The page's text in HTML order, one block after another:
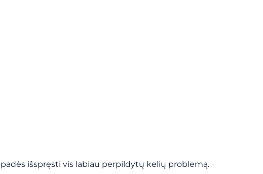
išspręsti vis labiau perpildytų kelių problemą.